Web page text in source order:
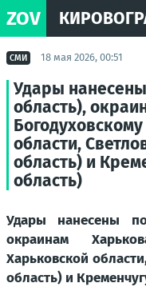
ZOV
СМИ 18 мая 2026, 00:51
Удары
область),
области,
область) и
область)
Удары нанесены
окраинам
Харьковской
область) и